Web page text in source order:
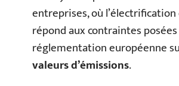
entreprises, où l’électrification
répond aux contraintes
réglementation européenne
valeurs d’émissions.